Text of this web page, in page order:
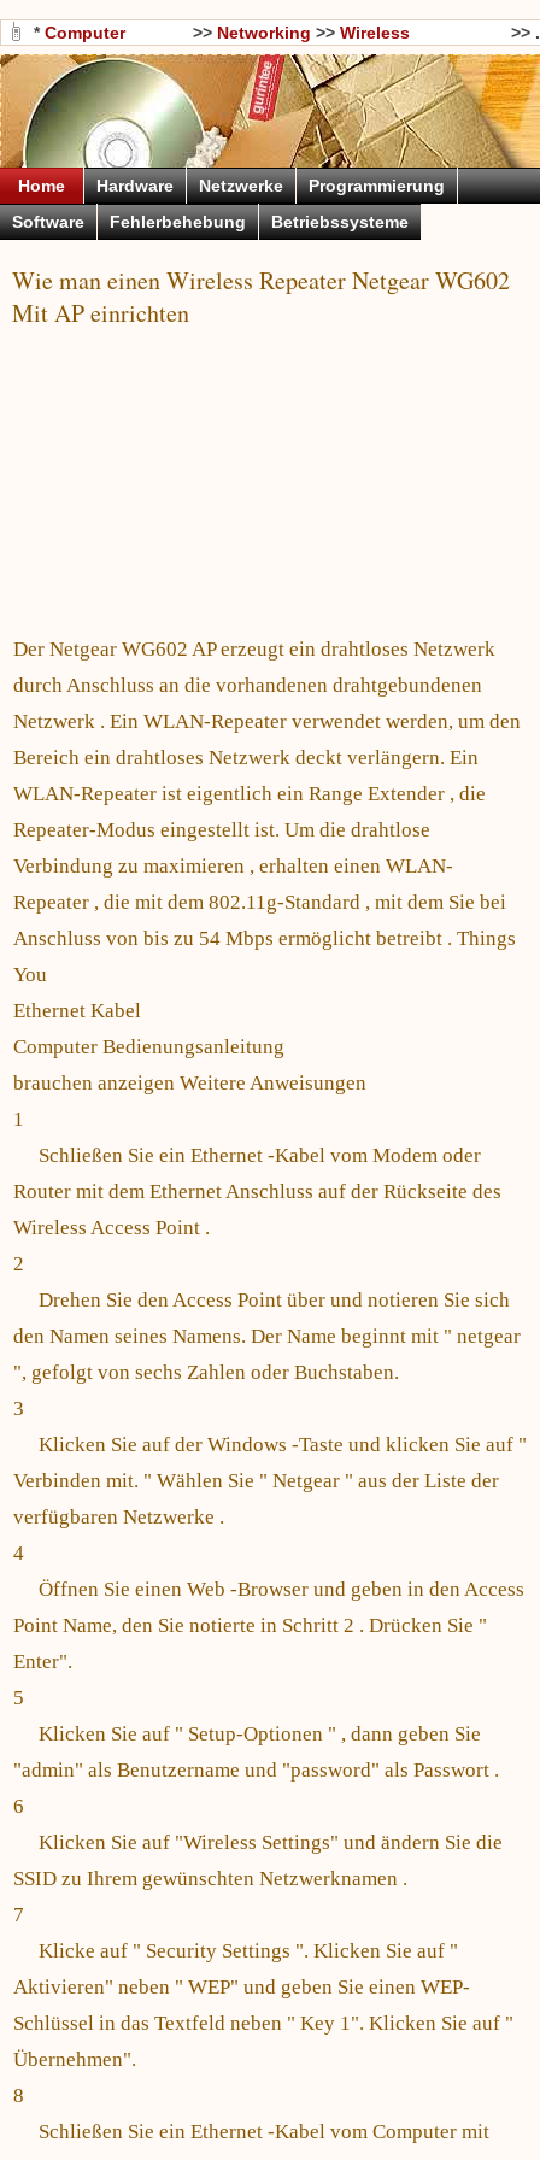
*Computer
Wissen
>> Networking >>Wireless
Networking
>> .
Home Hardware Netzwerke
Programmierung
Software
Fehlerbehebung Betriebssysteme
Wie man einen Wireless Repeater Netgear WG602
Mit AP einrichten
Der Netgear WG602 AP erzeugt ein drahtloses Netzwerk
durch Anschluss an die vorhandenen drahtgebundenen
Netzwerk . Ein WLAN-Repeater verwendet werden, um den
Bereich ein drahtloses Netzwerk deckt verlängern. Ein
WLAN-Repeater ist eigentlich ein Range Extender , die
Repeater-Modus eingestellt ist. Um die drahtlose
Verbindung zu maximieren , erhalten einen WLAN-
Repeater , die mit dem 802.11g-Standard , mit dem Sie bei
Anschluss von bis zu 54 Mbps ermöglicht betreibt . Things
You
Ethernet Kabel
Computer Bedienungsanleitung
brauchen anzeigen Weitere Anweisungen
1
Schließen Sie ein Ethernet -Kabel vom Modem oder
Router mit dem Ethernet Anschluss auf der Rückseite des
Wireless Access Point .
2
Drehen Sie den Access Point über und notieren Sie sich
den Namen seines Namens. Der Name beginnt mit " netgear
", gefolgt von sechs Zahlen oder Buchstaben.
3
Klicken Sie auf der Windows -Taste und klicken Sie auf "
Verbinden mit. " Wählen Sie " Netgear " aus der Liste der
verfügbaren Netzwerke .
4
Öffnen Sie einen Web -Browser und geben in den Access
Point Name, den Sie notierte in Schritt 2 . Drücken Sie "
Enter".
5
Klicken Sie auf " Setup-Optionen " , dann geben Sie
"admin" als Benutzername und "password" als Passwort .
6
Klicken Sie auf "Wireless Settings" und ändern Sie die
SSID zu Ihrem gewünschten Netzwerknamen .
7
Klicke auf " Security Settings ". Klicken Sie auf "
Aktivieren" neben " WEP" und geben Sie einen WEP-
Schlüssel in das Textfeld neben " Key 1". Klicken Sie auf "
Übernehmen".
8
Schließen Sie ein Ethernet -Kabel vom Computer mit